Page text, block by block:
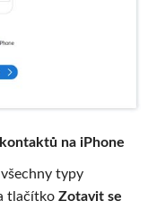
na iPhone
typy
tlačítko Zotavit se